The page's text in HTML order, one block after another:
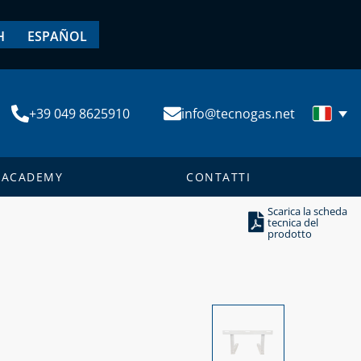
ESPAÑOL
+39 049 8625910 info@tecnogas.net
ACADEMY CONTATTI
Scarica la scheda
tecnica del
prodotto